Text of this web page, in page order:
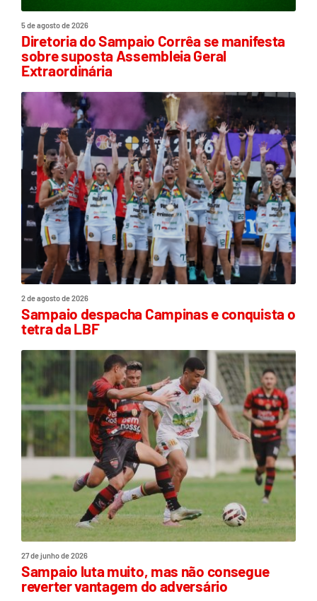
5 de agosto de 2026
Diretoria do Sampaio Corrêa se manifesta
sobre suposta Assembleia Geral
Extraordinária
2 de agosto de 2026
Sampaio despacha Campinas e conquista o
tetra da LBF
27 de junho de 2026
Sampaio luta muito, mas não consegue
reverter vantagem do adversário